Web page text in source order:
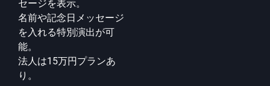
セージを表示。
名前や記念日メッセージ
を入れる特別演出が可
能。
法人は15万円プランあ
り。